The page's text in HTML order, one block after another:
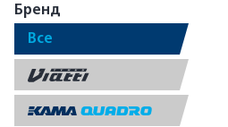
Бренд
Все